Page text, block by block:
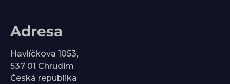
Adresa
Havlíčkova 1053,
537 01 Chrudim
Česká republika